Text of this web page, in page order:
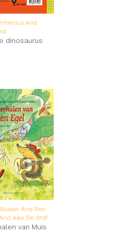
And
dinosaurus
And Ron
Alex De Wolf
van Muis